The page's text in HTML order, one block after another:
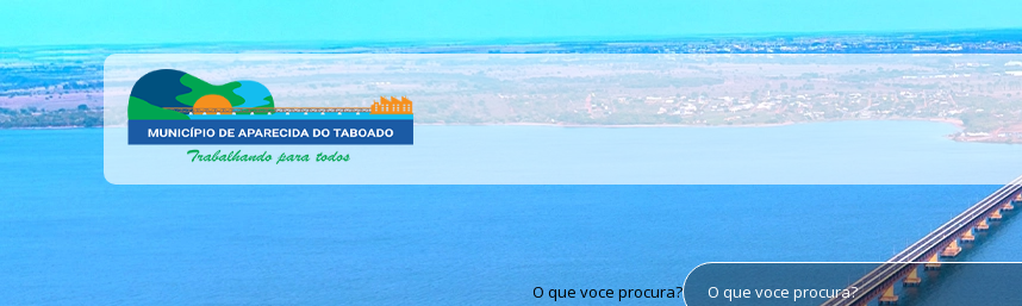
O que voce procura?